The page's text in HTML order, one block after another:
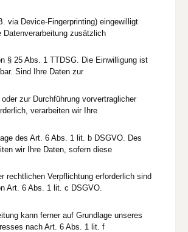
via Device-Fingerprinting) eingewilligt
Datenverarbeitung zusätzlich
§ 25 Abs. 1 TTDSG. Die Einwilligung ist
Sind Ihre Daten zur
zur Durchführung vorvertraglicher
verarbeiten wir Ihre
des Art. 6 Abs. 1 lit. b DSGVO. Des
wir Ihre Daten, sofern diese
rechtlichen Verpflichtung erforderlich sind
Art. 6 Abs. 1 lit. c DSGVO.
kann ferner auf Grundlage unseres
nach Art. 6 Abs. 1 lit. f